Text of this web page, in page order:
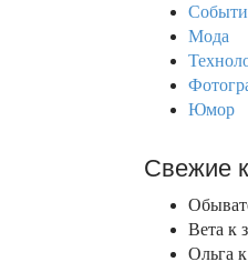
Мода
Юмор
Свежие
Вета к
Ольга